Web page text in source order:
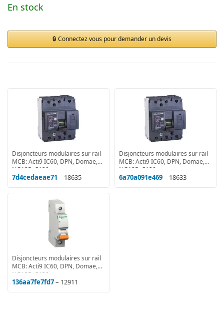
En stock
Connectez vous pour demander un devis
Disjoncteurs modulaires sur rail
MCB: Acti9 IC60, DPN, Domae,
NG125, C120
7d4cedaeae71 – 18635
Disjoncteurs modulaires sur rail
MCB: Acti9 IC60, DPN, Domae,
NG125, C120
6a70a091e469– 18633
Disjoncteurs modulaires sur rail
MCB: Acti9 IC60, DPN, Domae,
NG125, C120
136aa7fe7fd7– 12911